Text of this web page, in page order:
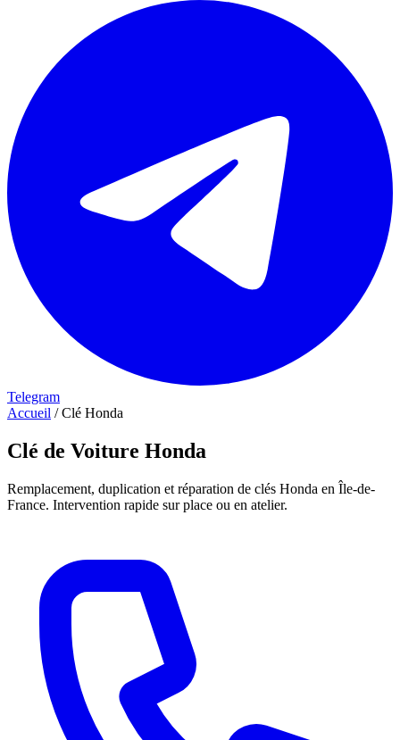
Telegram
Accueil / Clé Honda
Clé de Voiture Honda
Remplacement, duplication et réparation de clés Honda en Île-de-
France. Intervention rapide sur place ou en atelier.